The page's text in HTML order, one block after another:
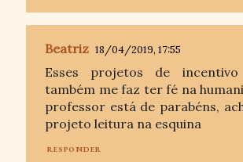
Beatriz 18/04/2019, 17:55
Esses projetos de
também me faz ter fé na
professor está de parabéns,
projeto leitura na esquina
RESPONDER